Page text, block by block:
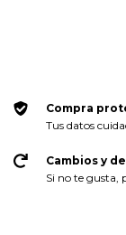
Compra
Tus datos
Cambios y
Si no te gusta,